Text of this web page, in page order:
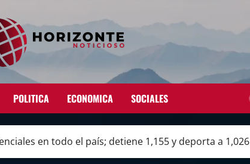
POLITICA ECONOMICA SOCIALES
en todo el país; detiene 1,155 y deporta a